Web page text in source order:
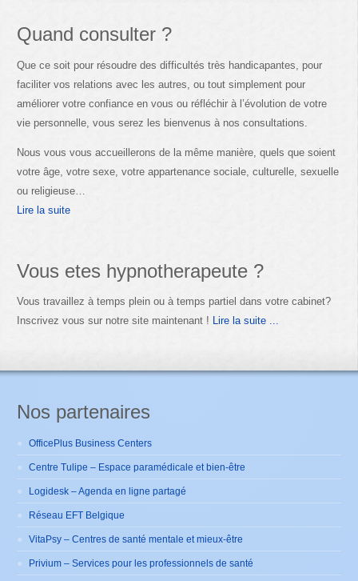
Quand consulter ?
Que ce soit pour résoudre des difficultés très handicapantes, pour
faciliter vos relations avec les autres, ou tout simplement pour
améliorer votre confiance en vous ou réfléchir à l’évolution de votre
vie personnelle, vous serez les bienvenus à nos consultations.
Nous vous vous accueillerons de la même manière, quels que soient
votre âge, votre sexe, votre appartenance sociale, culturelle, sexuelle
ou religieuse…
Lire la suite
Vous etes hypnotherapeute ?
Vous travaillez à temps plein ou à temps partiel dans votre cabinet?
Inscrivez vous sur notre site maintenant ! Lire la suite ...
Nos partenaires
OfficePlus Business Centers
Centre Tulipe – Espace paramédicale et bien-être
Logidesk – Agenda en ligne partagé
Réseau EFT Belgique
VitaPsy – Centres de santé mentale et mieux-être
Privium – Services pour les professionnels de santé